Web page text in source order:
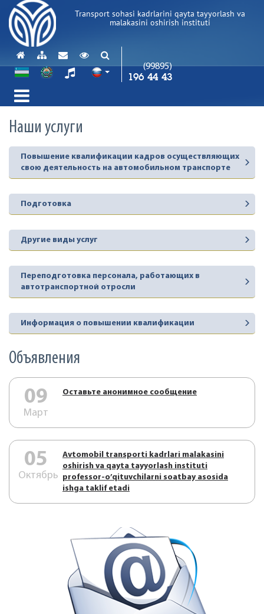
Transport sohasi kadrlarini qayta tayyorlash va
malakasini oshirish instituti
(99895)
196 44 43
Наши услуги
Повышение квалификации кадров осуществляющих
свою деятельность на автомобильном транспорте
Подготовка
Другие виды услуг
Переподготовка персонала, работающих в
автотранспортной отросли
Информация о повышении квалификации
Объявления
09
Март
Оставьте анонимное сообщение
05
Октябрь
Аvtоmоbil trаnspоrti kаdrlаri mаlаkаsini
оshirish vа qаytа tаyyorlаsh instituti
prоfеssоr-o’qituvchilаrni sоаtbаy аsоsidа
ishgа tаklif etаdi